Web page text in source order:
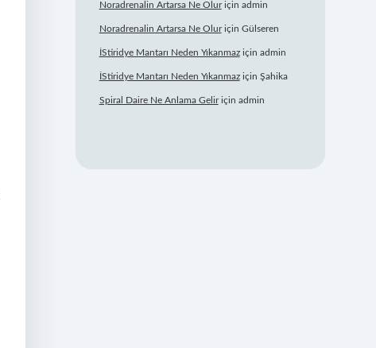
Noradrenalin Artarsa Ne Oluriçin admin
Noradrenalin Artarsa Ne Oluriçin Gülseren
İStiridye Mantarı Neden Yıkanmaziçin admin
İStiridye Mantarı Neden Yıkanmaziçin Şahika
Spiral Daire Ne Anlama Geliriçin admin